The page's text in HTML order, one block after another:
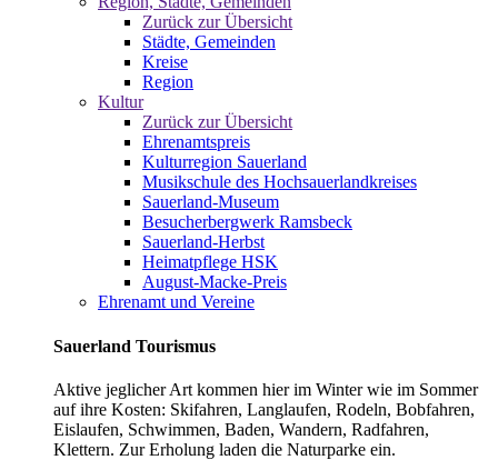
Zurück zur Übersicht
Städte, Gemeinden
Kreise
Region
Kultur
Zurück zur Übersicht
Ehrenamtspreis
Kulturregion Sauerland
Musikschule des Hochsauerlandkreises
Sauerland-Museum
Besucherbergwerk Ramsbeck
Sauerland-Herbst
Heimatpflege HSK
August-Macke-Preis
Ehrenamt und Vereine
Sauerland Tourismus
Aktive jeglicher Art kommen hier im Winter wie im Sommer
auf ihre Kosten: Skifahren, Langlaufen, Rodeln, Bobfahren,
Eislaufen, Schwimmen, Baden, Wandern, Radfahren,
Klettern. Zur Erholung laden die Naturparke ein.